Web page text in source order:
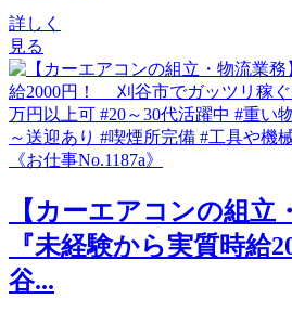
詳しく
見る
【カーエアコンの組立
『未経験から実質時
谷...